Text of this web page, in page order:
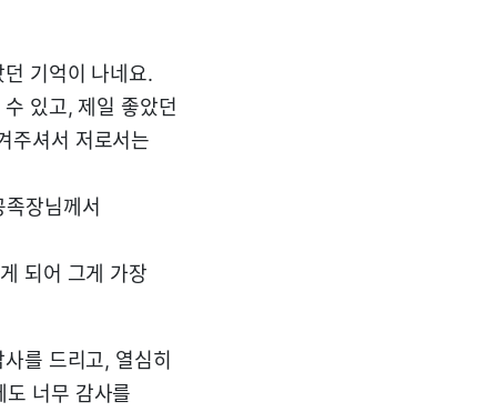
기억이 나네요.
있고, 제일 좋았던
주셔서 저로서는
장님께서
되어 그게 가장
를 드리고, 열심히
도 너무 감사를